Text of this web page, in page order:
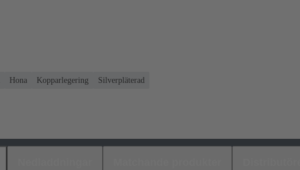
Hona Kopparlegering
Silverpläterad